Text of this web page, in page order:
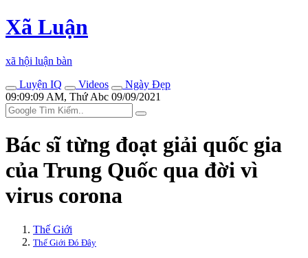
Xã Luận
xã hội luận bàn
Luyện IQ
Videos
Ngày Đẹp
09:09:09 AM, Thứ Abc 09/09/2021
Bác sĩ từng đoạt giải quốc gia
của Trung Quốc qua đời vì
virus corona
Thế Giới
Thế Giới Đó Đây